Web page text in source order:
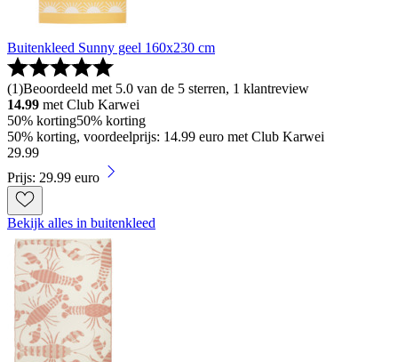
Buitenkleed Sunny geel 160x230 cm
(1)Beoordeeld met 5.0 van de 5 sterren, 1 klantreview
14.99 met Club Karwei
50% korting50% korting
50% korting, voordeelprijs: 14.99 euro met Club Karwei
29.99
Prijs: 29.99 euro
Bekijk alles in buitenkleed